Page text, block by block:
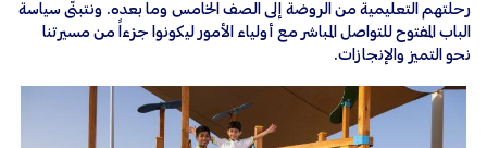
رحلتهم التعليمية من الروضة إلى الصف الخامس وما بعده. ونتبنّى سياسة
الباب المفتوح للتواصل المباشر مع أولياء الأمور ليكونوا جزءاً من مسيرتنا
نحو التميز والإنجازات.